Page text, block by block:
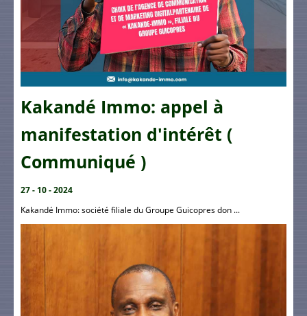
Kakandé Immo: appel à
manifestation d'intérêt (
Communiqué )
27 - 10 - 2024
Kakandé Immo: société filiale du Groupe Guicopres don ...